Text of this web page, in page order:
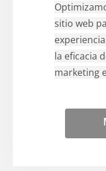
sitio web
la eficacia
marketing